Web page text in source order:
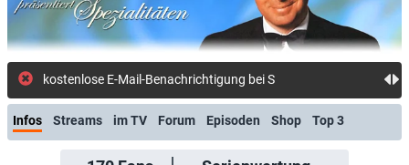
Infos Streams im TV Forum Episoden Shop Top 3